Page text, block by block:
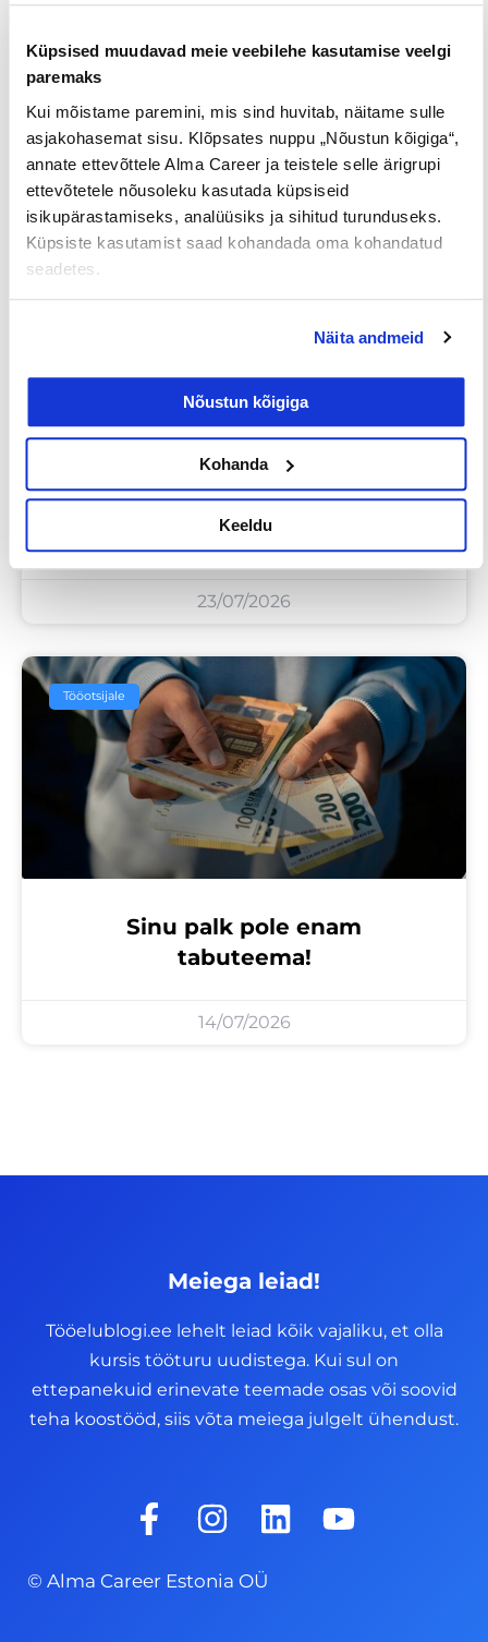
Küpsised muudavad meie veebilehe kasutamise veelgi
paremaks
Kui mõistame paremini, mis sind huvitab, näitame sulle
asjakohasemat sisu. Klõpsates nuppu „Nõustun kõigiga“,
annate ettevõttele Alma Career ja teistele selle ärigrupi
ettevõtetele nõusoleku kasutada küpsiseid
isikupärastamiseks, analüüsiks ja sihitud turunduseks.
Küpsiste kasutamist saad kohandada oma kohandatud
seadetes.
Näita andmeid
Nõustun kõigiga
Kohanda
Keeldu
Loe lisaks
Uuringud
Iga neljas eestlane on käinud
tööintervjuul ilma tegeliku
vahetuskavatsuseta
23/07/2026
Tööotsijale
Sinu palk pole enam
tabuteema!
14/07/2026
Meiega leiad!
Tööelublogi.ee lehelt leiad kõik vajaliku, et olla
kursis tööturu uudistega. Kui sul on
ettepanekuid erinevate teemade osas või soovid
teha koostööd, siis võta meiega julgelt ühendust.
F
a
e
I
n
s
t
L
i
Y
o
© Alma Career Estonia OÜ